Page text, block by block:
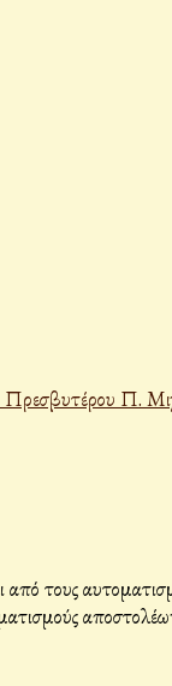
Π.
τους